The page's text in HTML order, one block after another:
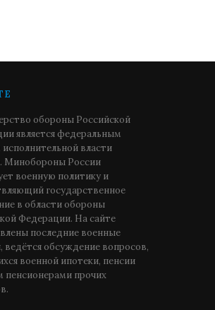
обороны Российской
является федеральным
власти
Минобороны России
военную политику и
государственное
в области обороны
Федерации. На сайте
последние военные
ведётся обсуждение вопросов,
военной ипотеки, пенсии
пенсионерами прочих